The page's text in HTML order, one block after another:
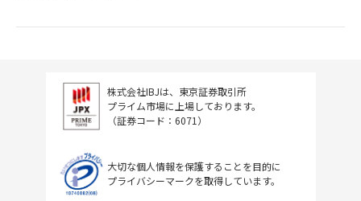
株式会社IBJは、東京証券取引所
プライム市場に上場しております。
（証券コード：6071）
大切な個人情報を保護することを目的に
プライバシーマークを取得しています。